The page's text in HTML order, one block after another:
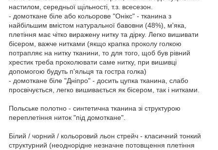
настилом, середньої щільності, т.з. всесезон.
- домоткане біле або кольорове "Онікс" - тканина з
найбільшим вмістом натуральної бавовни (48%), м'яка,
плетіння має чітко виражену нитку та дірку. Легко вишивати
бісером, важче нитками (якщо крапка проколу голкою
потрапляє на нитку тканини, то для того, щоб був рівний
хрестик треба проколювати саме нитку, при вишивці
допомогою будуть п'яльця та гостра голка)
- домоткане біле "Дніпро" - досить цупка тканина, слабо
просвічується, легко вишивається як бісером, так і нитками.
Польське полотно - синтетична тканина зі структурою
переплетіння ниток "під домоткане".
Білий / чорний / кольоровий льон стрейч - класичний тонкий
структурний (неоднорідне незначне потовщення плетіння